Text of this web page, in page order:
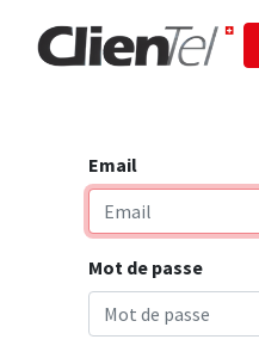
Email
Mot de passe